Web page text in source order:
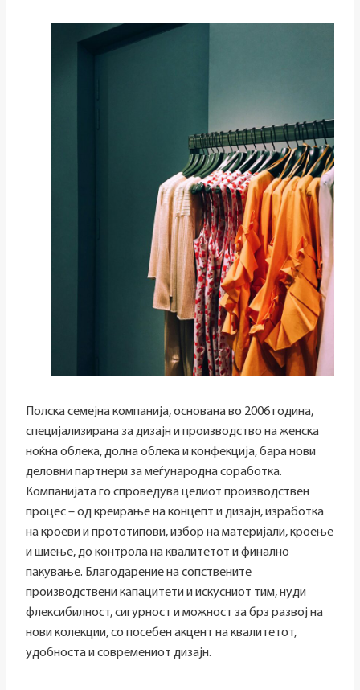
Полска семејна компанија, основана во 2006 година,
специјализирана за дизајн и производство на женска
ноќна облека, долна облека и конфекција, бара нови
деловни партнери за меѓународна соработка.
Компанијата го спроведува целиот производствен
процес – од креирање на концепт и дизајн, изработка
на кроеви и прототипови, избор на материјали, кроење
и шиење, до контрола на квалитетот и финално
пакување. Благодарение на сопствените
производствени капацитети и искусниот тим, нуди
флексибилност, сигурност и можност за брз развој на
нови колекции, со посебен акцент на квалитетот,
удобноста и современиот дизајн.